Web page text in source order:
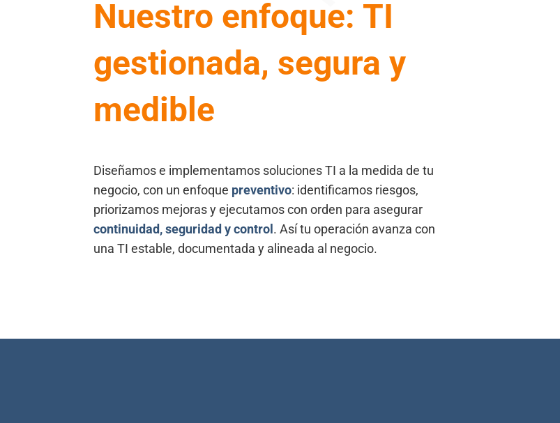
Nuestro enfoque: TI
gestionada, segura y
medible
Diseñamos e implementamos soluciones TI a la medida de tu
negocio, con un enfoque preventivo: identificamos riesgos,
priorizamos mejoras y ejecutamos con orden para asegurar
continuidad, seguridad y control . Así tu operación avanza con
una TI estable, documentada y alineada al negocio.